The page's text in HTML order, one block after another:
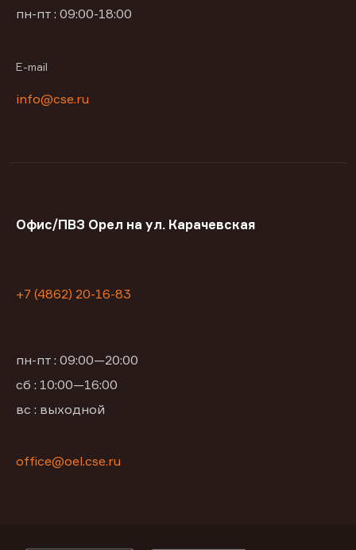
пн-пт : 09:00-18:00
E-mail
info@cse.ru
Офис/ПВЗ Орел на ул. Карачевская
+7 (4862) 20-16-83
пн-пт : 09:00—20:00
сб : 10:00—16:00
вс : выходной
office@oel.cse.ru